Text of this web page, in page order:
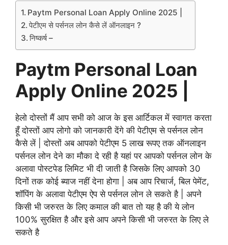
Paytm Personal Loan Apply Online 2025 |
पेटीएम से पर्सनल लोन कैसे लें ऑनलाइन ?
निष्कर्ष –
Paytm Personal Loan
Apply Online 2025 |
हेलो दोस्तों मैं आप सभी को आज के इस आर्टिकल में स्वागत करता
हूँ दोस्तों आप लोगो को जानकारी देंगे की पेटीएम से पर्सनल लोन
कैसे लें | दोस्तों अब आपको पेटीएम 5 लाख रूपए तक ऑनलाइन
पर्सनल लोन देने का मौका दे रही है यहां पर आपको पर्सनल लोन के
अलावा पोस्टपेड लिमिट भी दी जाती है जिसके लिए आपको 30
दिनों तक कोई ब्याज नहीं देना होगा | अब आप रिचार्ज, बिल पेमेंट,
शॉपिंग के अलावा पेटीएम ऐप से पर्सनल लोन ले सकते है | अपने
किसी भी जरुरत के लिए कमाल की बात तो यह है की ये लोन
100% सुरक्षित है और इसे आप अपने किसी भी जरुरत के लिए ले
सकते है